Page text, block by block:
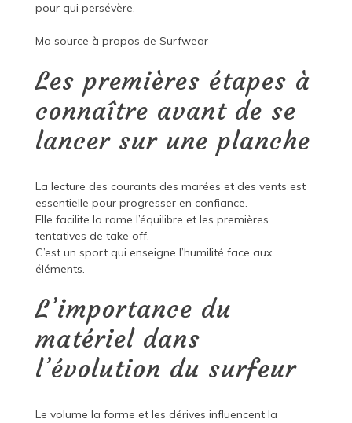
pour qui persévère.
Ma source à propos de Surfwear
Les premières étapes à
connaître avant de se
lancer sur une planche
La lecture des courants des marées et des vents est
essentielle pour progresser en confiance.
Elle facilite la rame l’équilibre et les premières
tentatives de take off.
C’est un sport qui enseigne l’humilité face aux
éléments.
L’importance du
matériel dans
l’évolution du surfeur
Le volume la forme et les dérives influencent la